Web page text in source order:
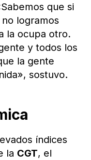
que si
logramos
la ocupa otro.
y todos los
la gente
sostuvo.
índices
la CGT, el